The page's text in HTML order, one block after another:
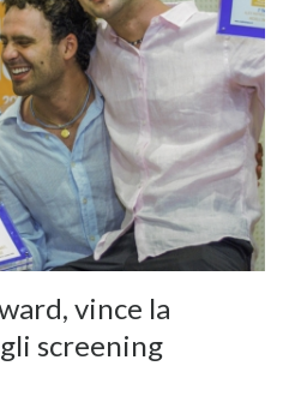
vince la
screening